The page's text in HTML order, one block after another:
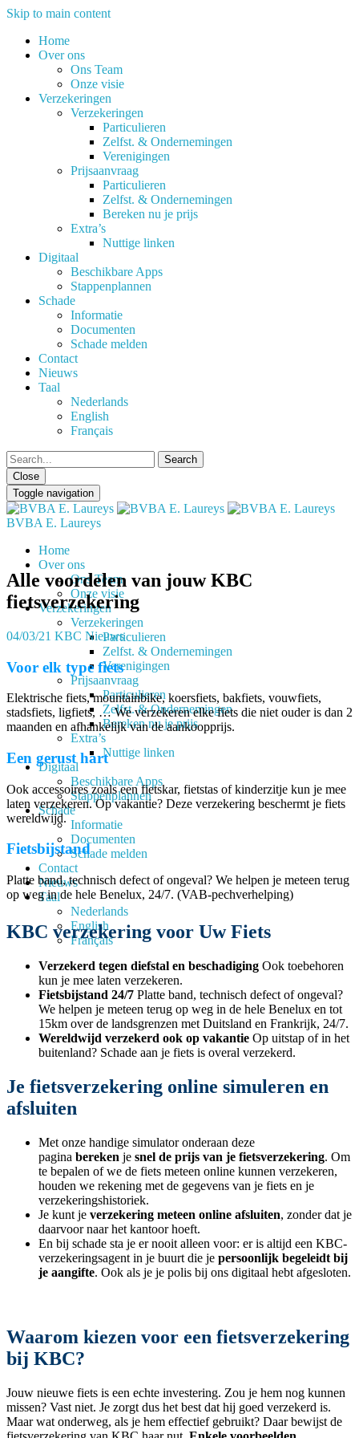
Skip to main content
Home
Over ons
Ons Team
Onze visie
Verzekeringen
Verzekeringen
Particulieren
Zelfst. & Ondernemingen
Verenigingen
Prijsaanvraag
Particulieren
Zelfst. & Ondernemingen
Bereken nu je prijs
Extra’s
Nuttige linken
Digitaal
Beschikbare Apps
Stappenplannen
Schade
Informatie
Documenten
Schade melden
Contact
Nieuws
Taal
Nederlands
English
Français
Close
Toggle navigation
BVBA E. Laureys
Home
Over ons
Ons Team
Onze visie
Verzekeringen
Verzekeringen
Particulieren
Zelfst. & Ondernemingen
Verenigingen
Prijsaanvraag
Particulieren
Zelfst. & Ondernemingen
Bereken nu je prijs
Extra’s
Nuttige linken
Digitaal
Beschikbare Apps
Stappenplannen
Schade
Informatie
Documenten
Schade melden
Contact
Nieuws
Taal
Nederlands
English
Français
Alle voordelen van jouw KBC
fietsverzekering
04/03/21 KBC Nieuws
Voor elk type fiets
Elektrische fiets, mountainbike, koersfiets, bakfiets, vouwfiets,
stadsfiets, ligfiets, … We verzekeren elke fiets die niet ouder is dan 2
maanden en afhankelijk van de aankoopprijs.
Een gerust hart
Ook accessoires zoals een fietskar, fietstas of kinderzitje kun je mee
laten verzekeren. Op vakantie? Deze verzekering beschermt je fiets
wereldwijd.
Fietsbijstand
Platte band, technisch defect of ongeval? We helpen je meteen terug
op weg in de hele Benelux, 24/7. (VAB-pechverhelping)
KBC verzekering voor Uw Fiets
Verzekerd tegen diefstal en beschadiging Ook toebehoren
kun je mee laten verzekeren.
Fietsbijstand 24/7 Platte band, technisch defect of ongeval?
We helpen je meteen terug op weg in de hele Benelux en tot
15km over de landsgrenzen met Duitsland en Frankrijk, 24/7.
Wereldwijd verzekerd ook op vakantie Op uitstap of in het
buitenland? Schade aan je fiets is overal verzekerd.
Je fietsverzekering online simuleren en
afsluiten
Met onze handige simulator onderaan deze
pagina bereken je snel de prijs van je fietsverzekering. Om
te bepalen of we de fiets meteen online kunnen verzekeren,
houden we rekening met de gegevens van je fiets en je
verzekeringshistoriek.
Je kunt je verzekering meteen online afsluiten, zonder dat je
daarvoor naar het kantoor hoeft.
En bij schade sta je er nooit alleen voor: er is altijd een KBC-
verzekeringsagent in je buurt die je persoonlijk begeleidt bij
je aangifte. Ook als je je polis bij ons digitaal hebt afgesloten.
Waarom kiezen voor een fietsverzekering
bij KBC?
Jouw nieuwe fiets is een echte investering. Zou je hem nog kunnen
missen? Vast niet. Je zorgt dus het best dat hij goed verzekerd is.
Maar wat onderweg, als je hem effectief gebruikt? Daar bewijst de